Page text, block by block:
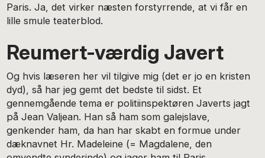
Paris. Ja, det virker næsten forstyrrende, at vi får en
lille smule teaterblod.
Reumert-værdig Javert
Og hvis læseren her vil tilgive mig (det er jo en kristen
dyd), så har jeg gemt det bedste til sidst. Et
gennemgående tema er politiinspektøren Javerts jagt
på Jean Valjean. Han så ham som galejslave,
genkender ham, da han har skabt en formue under
dæknavnet Hr. Madeleine (= Magdalene, den